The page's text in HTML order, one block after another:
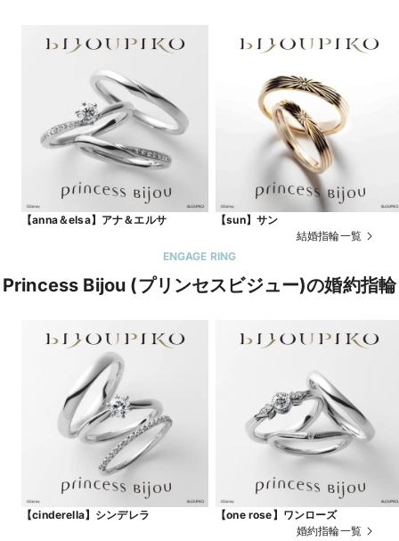
【anna＆elsa】アナ＆エルサ
【sun】サン
結婚指輪一覧
ENGAGE RING
Princess Bijou (プリンセスビジュー)の婚約指輪
【cinderella】シンデレラ
【one rose】ワンローズ
婚約指輪一覧